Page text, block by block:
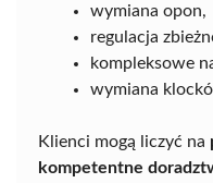
wymiana opon,
regulacja
kompleksowe
wymiana
Klienci mogą liczyć na
kompetentne